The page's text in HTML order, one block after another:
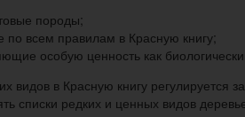
породы;
по всем правилам в Красную книгу;
особую ценность как
видов в Красную книгу
списки редких и ценных видов